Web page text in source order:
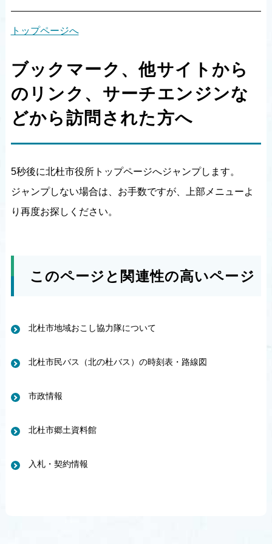
トップページへ
ブックマーク、他サイトから
のリンク、サーチエンジンな
どから訪問された方へ
5秒後に北杜市役所トップページへジャンプします。
ジャンプしない場合は、お手数ですが、上部メニューよ
り再度お探しください。
このページと関連性の高いページ
北杜市地域おこし協力隊について
北杜市民バス（北の杜バス）の時刻表・路線図
市政情報
北杜市郷土資料館
入札・契約情報